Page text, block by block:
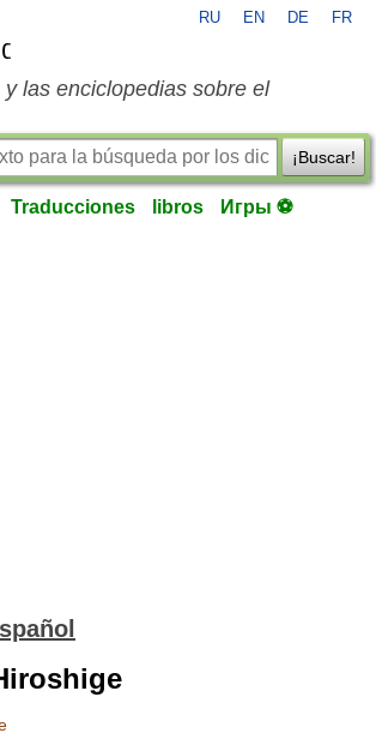
RU EN DE FR
las enciclopedias sobre el
¡Buscar!
Traducciones libros Игры ⚽